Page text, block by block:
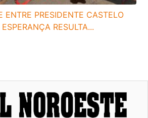
ENTRE PRESIDENTE CASTELO
RESULTA...